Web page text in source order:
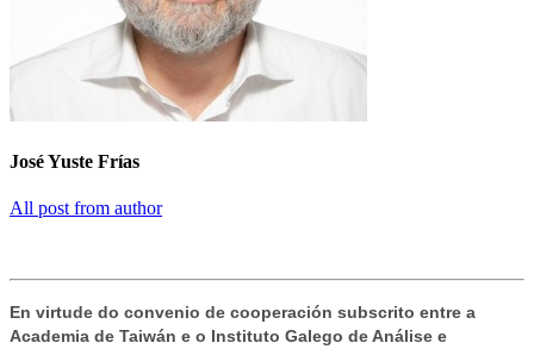
José Yuste Frías
All post from author
En virtude do convenio de cooperación subscrito entre a
Academia de Taiwán e o Instituto Galego de Análise e